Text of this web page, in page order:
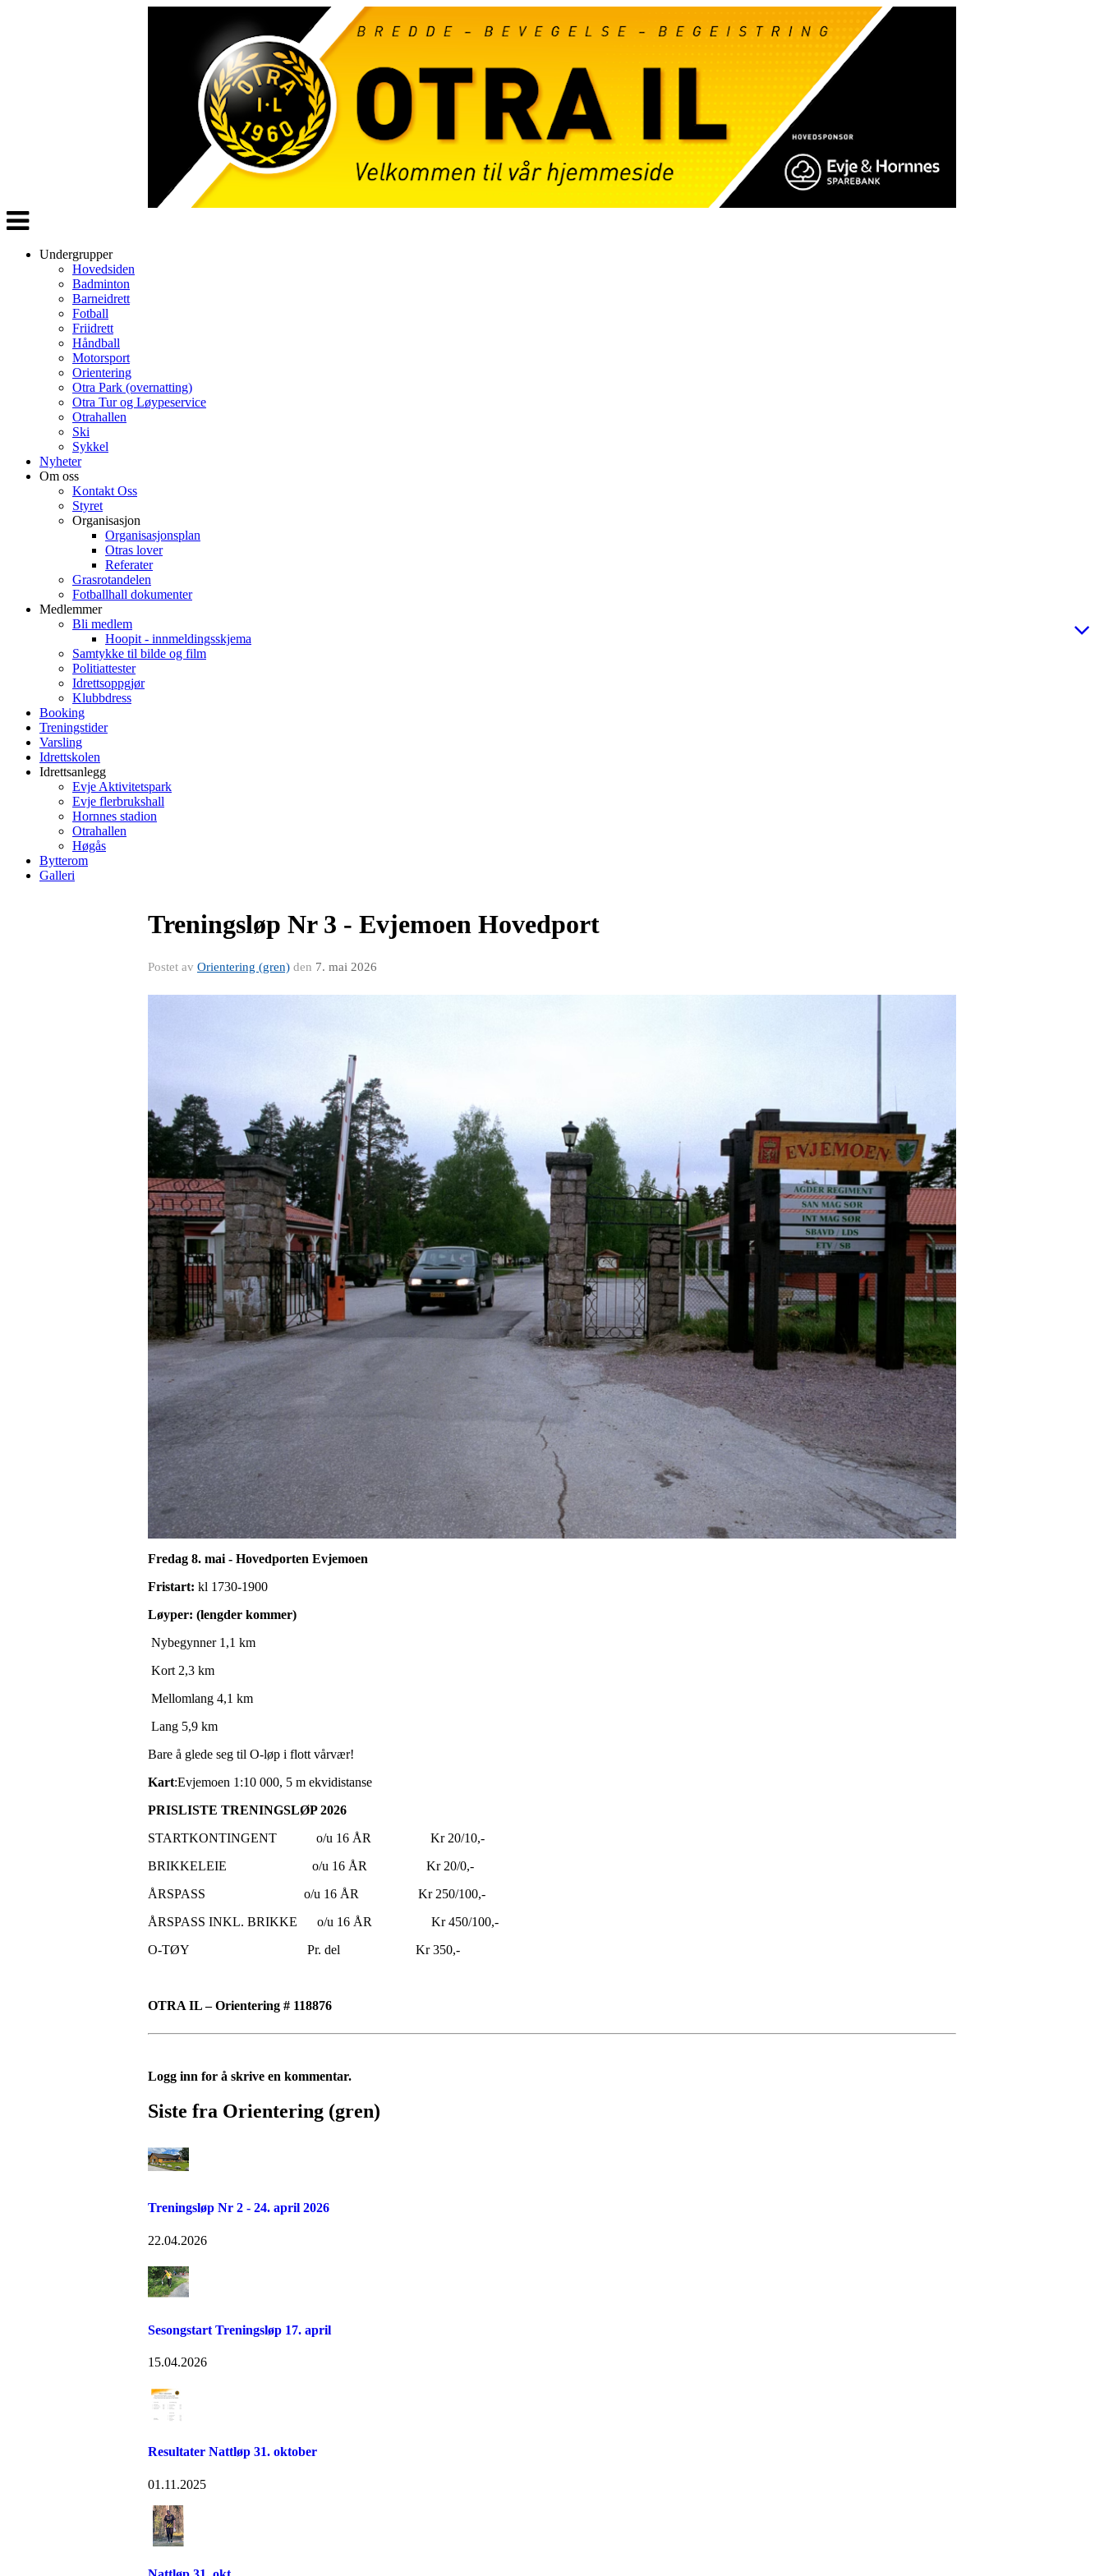
Veksle
navigasjon
Undergrupper
Hovedsiden
Badminton
Barneidrett
Fotball
Friidrett
Håndball
Motorsport
Orientering
Otra Park (overnatting)
Otra Tur og Løypeservice
Otrahallen
Ski
Sykkel
Nyheter
Om oss
Kontakt Oss
Styret
Organisasjon
Organisasjonsplan
Otras lover
Referater
Grasrotandelen
Fotballhall dokumenter
Medlemmer
Bli medlem
Hoopit - innmeldingsskjema
Samtykke til bilde og film
Politiattester
Idrettsoppgjør
Klubbdress
Booking
Treningstider
Varsling
Idrettskolen
Idrettsanlegg
Evje Aktivitetspark
Evje flerbrukshall
Hornnes stadion
Otrahallen
Høgås
Bytterom
Galleri
Treningsløp Nr 3 - Evjemoen Hovedport
Postet av Orientering (gren) den 7. mai 2026
Fredag 8. mai - Hovedporten Evjemoen
Fristart: kl 1730-1900
Løyper: (lengder kommer)
Nybegynner 1,1 km
Kort 2,3 km
Mellomlang 4,1 km
Lang 5,9 km
Bare å glede seg til O-løp i flott vårvær!
Kart:Evjemoen 1:10 000, 5 m ekvidistanse
PRISLISTE TRENINGSLØP 2026
STARTKONTINGENT o/u 16 ÅR Kr 20/10,-
BRIKKELEIE o/u 16 ÅR Kr 20/0,-
ÅRSPASS o/u 16 ÅR Kr 250/100,-
ÅRSPASS INKL. BRIKKE o/u 16 ÅR Kr 450/100,-
O-TØY Pr. del Kr 350,-
OTRA IL – Orientering # 118876
Logg inn for å skrive en kommentar.
Siste fra Orientering (gren)
Treningsløp Nr 2 - 24. april 2026
22.04.2026
Sesongstart Treningsløp 17. april
15.04.2026
Resultater Nattløp 31. oktober
01.11.2025